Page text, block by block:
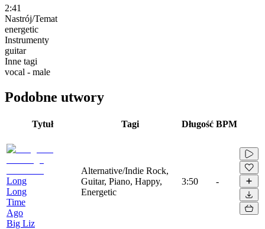
2:41
Nastrój/Temat
energetic
Instrumenty
guitar
Inne tagi
vocal - male
Podobne utwory
Tytuł Tagi Długość BPM
Long
Long
Time
Ago
Big Liz
Alternative/Indie Rock,
Guitar, Piano, Happy,
Energetic
3:50 -